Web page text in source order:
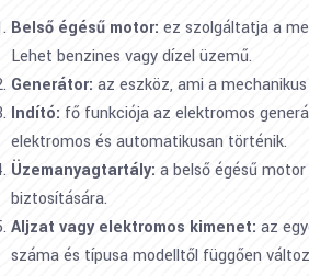
Belső égésű motor: ez szolgáltatja a
Lehet benzines vagy dízel üzemű.
Generátor: az eszköz, ami a
Indító: fő funkciója az elektromos
elektromos és automatikusan történik.
Üzemanyagtartály: a belső égésű
biztosítására.
Aljzat vagy elektromos kimenet: az
száma és típusa modelltől függően